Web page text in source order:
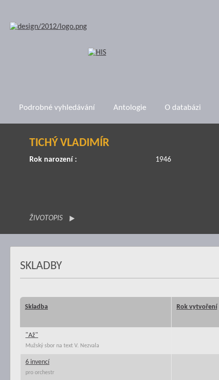
Podrobné vyhledávání Antologie O databázi
TICHÝ VLADIMÍR
Rok narození : 1946
ŽIVOTOPIS
SKLADBY
Skladba Rok vytvoření
"Až"
Mužský sbor na text V. Nezvala
6 invencí
pro orchestr